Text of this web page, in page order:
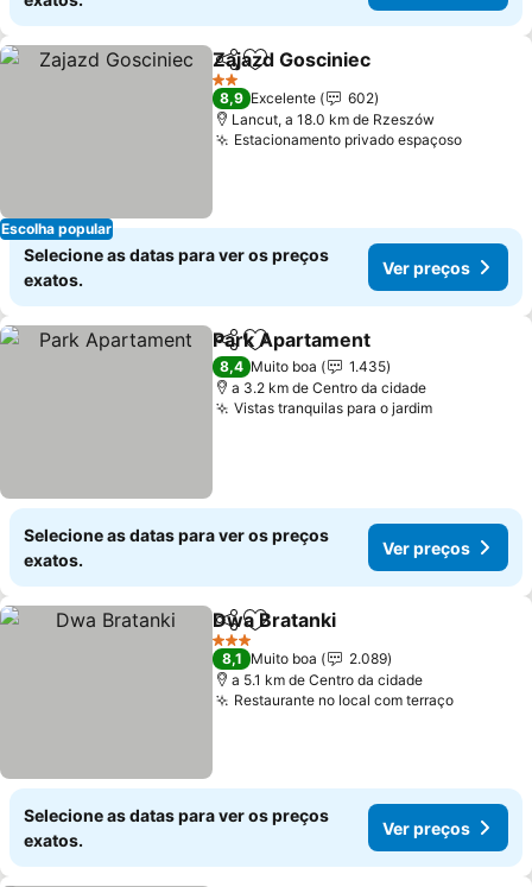
Escolha popular
PartilharAdicionar aos favoritos
Zajazd Gosciniec
2 Estrelas
8,9 Excelente
602
Lancut, a 18.0 km de Rzeszów
Estacionamento privado espaçosoVer
Selecione as datas para ver os preços
exatos.
Ver preços
PartilharAdicionar aos favoritos
Park Apartament
8,4 Muito boa
1.435
a 3.2 km de Centro da cidade
Vistas tranquilas para o jardimVer preços
Selecione as datas para ver os preços
exatos.
Ver preços
PartilharAdicionar aos favoritos
Dwa Bratanki
3 Estrelas
8,1 Muito boa
2.089
a 5.1 km de Centro da cidade
Restaurante no local com terraçoVer
Selecione as datas para ver os preços
exatos.
Ver preços